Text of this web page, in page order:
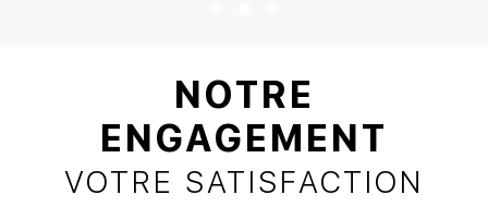
NOTRE
ENGAGEMENT
VOTRE SATISFACTION